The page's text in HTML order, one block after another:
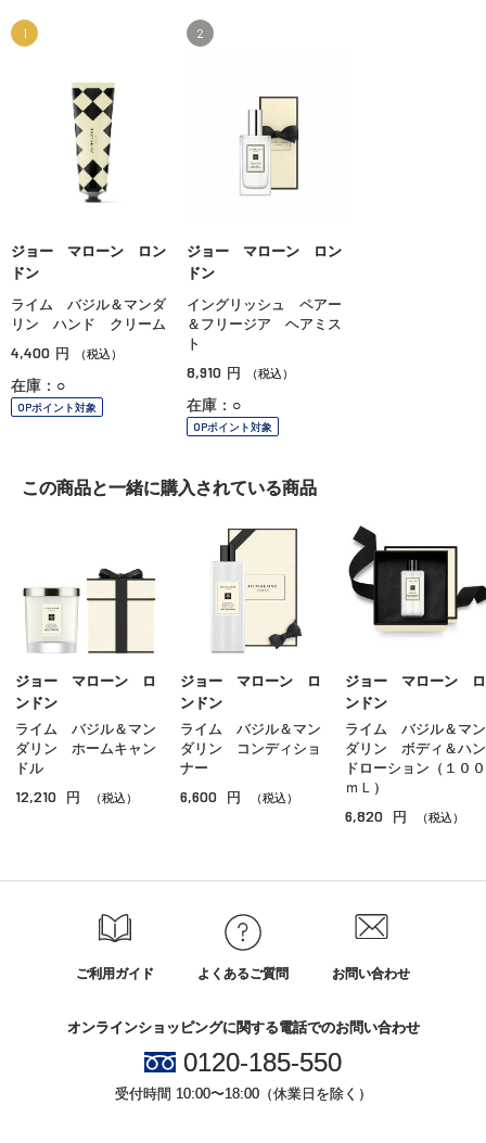
1
ジョー マローン ロン
ドン
ライム バジル＆マンダ
リン ハンド クリーム
4,400 円 （税込）
在庫：○
OPポイント対象
2
ジョー マローン ロン
ドン
イングリッシュ ペアー
＆フリージア ヘアミス
ト
8,910 円 （税込）
在庫：○
OPポイント対象
この商品と一緒に購入されている商品
ジョー マローン ロ
ンドン
ライム バジル＆マン
ダリン ホームキャン
ドル
12,210 円 （税込）
ジョー マローン ロ
ンドン
ライム バジル＆マン
ダリン コンディショ
ナー
6,600 円 （税込）
ジョー マローン ロ
ンドン
ライム バジル＆マン
ダリン ボディ＆ハン
ドローション（１００
ｍＬ）
6,820 円 （税込）
ご利用ガイド よくあるご質問 お問い合わせ
オンラインショッピングに関する電話でのお問い合わせ
0120-185-550
受付時間 10:00〜18:00（休業日を除く）